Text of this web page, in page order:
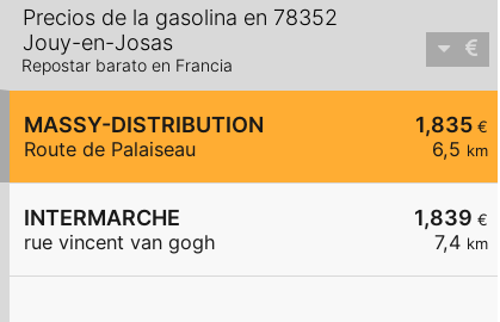
Precios de la gasolina en 78352
Jouy-en-Josas
Repostar barato en Francia
1,835 €
6,5 km
MASSY-DISTRIBUTION
Route de Palaiseau
1,839 €
7,4 km
INTERMARCHE
rue vincent van gogh